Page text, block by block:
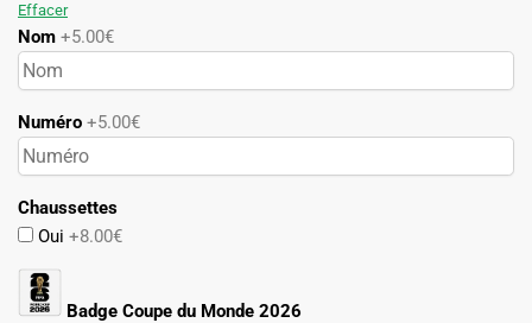
Effacer
Nom +5.00€
Numéro +5.00€
Chaussettes
Oui +8.00€
Badge Coupe du Monde 2026